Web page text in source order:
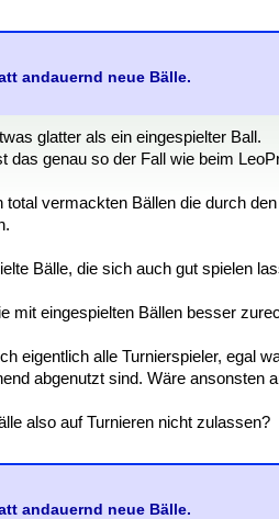
andauernd neue Bälle.
glatter als ein eingespielter Ball.
das genau so der Fall wie beim
total vermackten Bällen die durch
Bälle, die sich auch gut spielen
mit eingespielten Bällen besser
eigentlich alle Turnierspieler, egal
abgenutzt sind. Wäre ansonsten
also auf Turnieren nicht zulassen?
andauernd neue Bälle.